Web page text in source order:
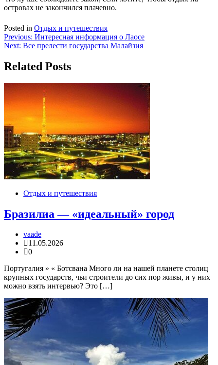
островах не закончился плачевно.
Posted in Отдых и путешествия
Навигация
по
записям
Previous: Интересная информация о Лаосе
Next: Все прелести государства Малайзия
Related Posts
Отдых и путешествия
Бразилиа — «идеальный» город
vaade
11.05.2026
0
Португалия » « Ботсвана Много ли на нашей планете столиц
крупных государств, чьи строители до сих пор живы, и у них
можно взять интервью? Это […]